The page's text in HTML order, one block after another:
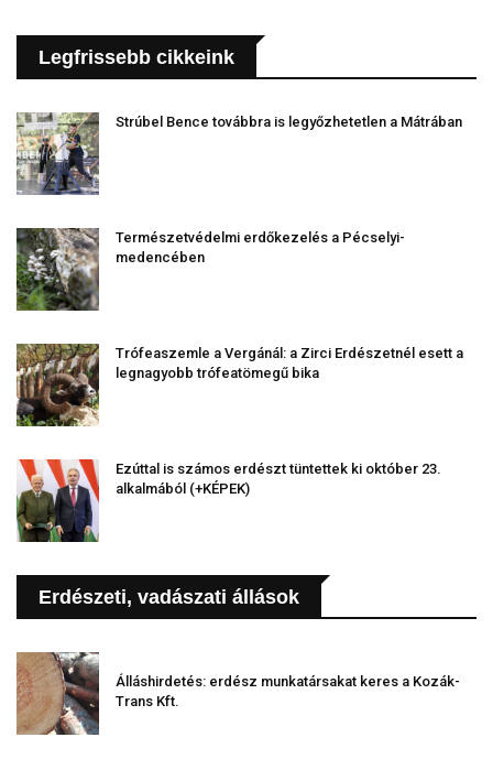
Legfrissebb cikkeink
Strúbel Bence továbbra is legyőzhetetlen a Mátrában
Természetvédelmi erdőkezelés a Pécselyi-
medencében
Trófeaszemle a Vergánál: a Zirci Erdészetnél esett a
legnagyobb trófeatömegű bika
Ezúttal is számos erdészt tüntettek ki október 23.
alkalmából (+KÉPEK)
Erdészeti, vadászati állások
Álláshirdetés: erdész munkatársakat keres a Kozák-
Trans Kft.